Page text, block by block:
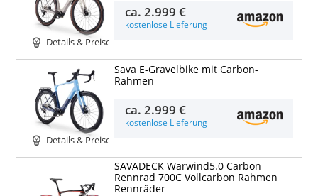
Details & Preise
ca.2.999 €
kostenlose Lieferung
Details & Preise
Sava E-Gravelbike mit Carbon-
Rahmen
ca.2.999 €
kostenlose Lieferung
SAVADECK Warwind5.0 Carbon
Rennrad 700C Vollcarbon Rahmen
Rennräder